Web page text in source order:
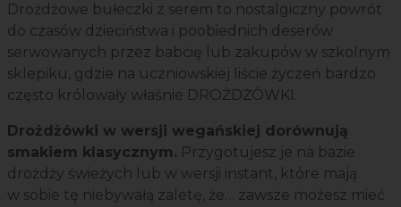
Drożdżowe bułeczki z serem to nostalgiczny powrót
do czasów dzieciństwa i poobiednich deserów
serwowanych przez babcię lub zakupów w szkolnym
sklepiku, gdzie na uczniowskiej liście życzeń bardzo
często królowały właśnie DROŻDŻÓWKI.
Drożdżówki w wersji wegańskiej dorównują
smakiem klasycznym. Przygotujesz je na bazie
drożdży świeżych lub w wersji instant, które mają
w sobie tę niebywałą zaletę, że… zawsze możesz mieć